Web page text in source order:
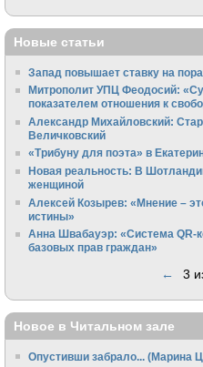
Новые статьи
Запад повышает ставку на
Митрополит УПЦ Феодосий:
показателем отношения к
Алек­сандр Михайловский:
Величковский
«Трибуну для поэта» в
Новая реальность: В
женщиной
Алексей Козырев: «Мнение –
истины»
Анна Швабауэр: «Система QR-
базовых прав граждан»
← 3
Новое в Читальном зале
Опустивши забрало... (Марина